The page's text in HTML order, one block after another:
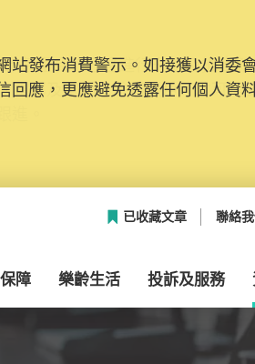
站發布消費警示。如接獲以消委
回應，更應避免透露任何個人資
處理系統已經進行升級及推出
電郵及電話）註冊帳戶，才可提
。
已收藏文章 聯絡
障 樂齡生活 投訴及服務